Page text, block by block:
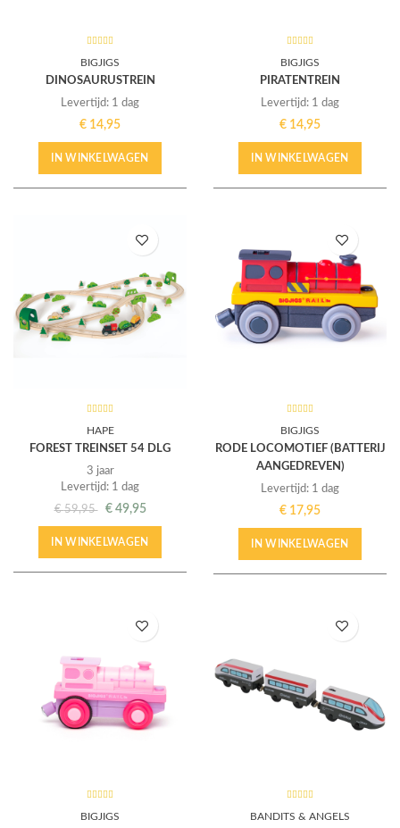
BIGJIGS
DINOSAURUSTREIN
Levertijd: 1 dag
€ 14,95
IN WINKELWAGEN
BIGJIGS
PIRATENTREIN
Levertijd: 1 dag
€ 14,95
IN WINKELWAGEN
HAPE
FOREST TREINSET 54 DLG
3 jaar
Levertijd: 1 dag
€59,95 € 49,95
IN WINKELWAGEN
BIGJIGS
RODE LOCOMOTIEF (BATTERIJ
AANGEDREVEN)
Levertijd: 1 dag
€ 17,95
IN WINKELWAGEN
BIGJIGS BANDITS & ANGELS